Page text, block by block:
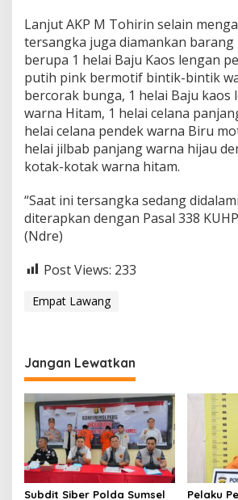
Lanjut AKP M Tohirin selain
tersangka juga diamankan barang
berupa 1 helai Baju Kaos lengan
putih pink bermotif bintik-bintik
bercorak bunga, 1 helai Baju kaos
warna Hitam, 1 helai celana
helai celana pendek warna Biru
helai jilbab panjang warna hijau
kotak-kotak warna hitam.
“Saat ini tersangka sedang
diterapkan dengan Pasal 338
(Ndre)
Post Views: 233
Empat Lawang
Jangan Lewatkan
Subdit Siber Polda Sumsel Pelaku